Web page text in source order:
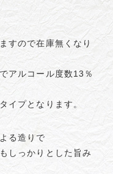
すので在庫無くなり
アルコール度数13％
イプとなります。
る造りで
しっかりとした旨み